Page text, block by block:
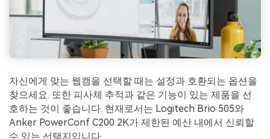
자신에게 맞는 웹캠을 선택할 때는 설정과 호환되는 옵션을
찾으세요. 또한 피사체 추적과 같은 기능이 있는 제품을 선
호하는 것이 좋습니다. 현재로서는 Logitech Brio 505와
Anker PowerConf C200 2K가 제한된 예산 내에서 신뢰할
수 있는 선택지입니다.